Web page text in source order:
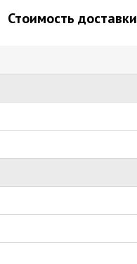
Стоимость доставки